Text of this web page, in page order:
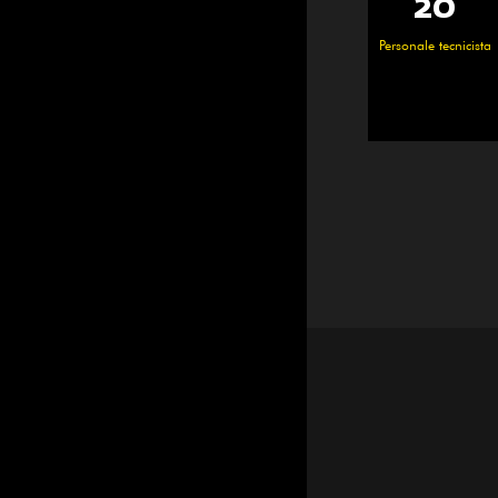
Personale tecnicista
㎡
Area di